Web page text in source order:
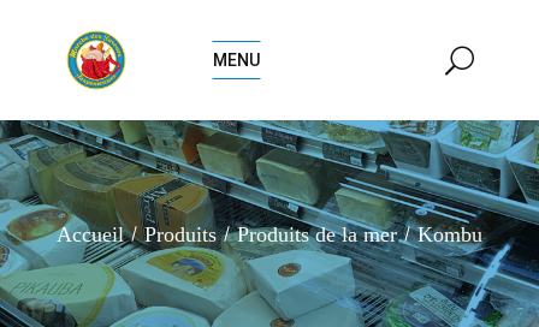
MENU
Accueil Produits Produits de la mer Kombu